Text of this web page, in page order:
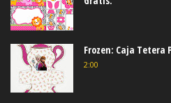
Frozen: Caja
2:00